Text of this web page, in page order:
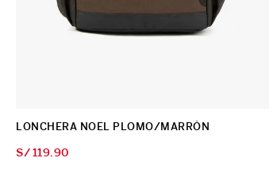
LONCHERA NOEL PLOMO/MARRÓN
S/119 90